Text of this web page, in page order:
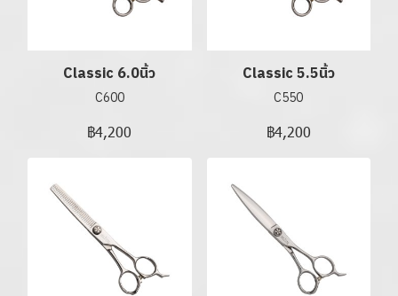
Classic 6.0นิ้ว
C600
฿4,200
Classic 5.5นิ้ว
C550
฿4,200